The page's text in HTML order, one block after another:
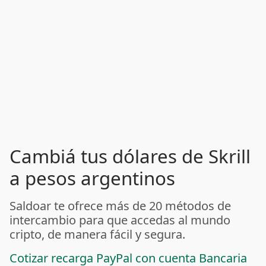
Cambiá tus dólares de Skrill
a pesos argentinos
Saldoar te ofrece más de 20 métodos de
intercambio para que accedas al mundo
cripto, de manera fácil y segura.
Cotizar recarga PayPal con cuenta Bancaria